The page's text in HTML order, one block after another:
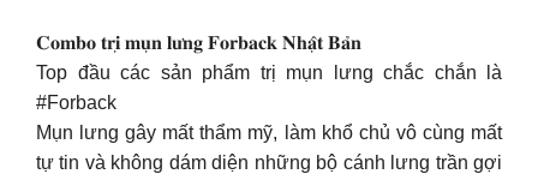
𝐂𝐨𝐦𝐛𝐨 𝐭𝐫𝐢̣ 𝐦𝐮̣𝐧 𝐥𝐮̛𝐧𝐠 𝐅𝐨𝐫𝐛𝐚𝐜𝐤 𝐍𝐡𝐚̣̂𝐭 𝐁𝐚̉𝐧
Top đầu các sản phẩm trị mụn lưng chắc chắn là
#Forback
Mụn lưng gây mất thẩm mỹ, làm khổ chủ vô cùng mất
tự tin và không dám diện những bộ cánh lưng trần gợi